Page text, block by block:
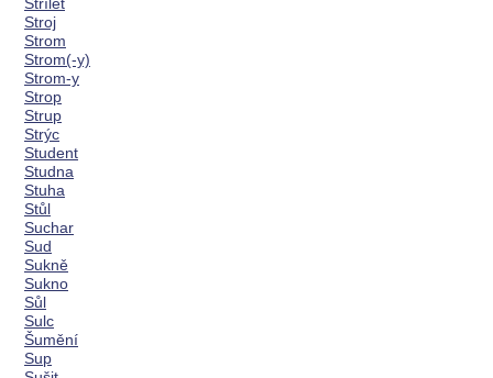
Stroj
Strom
Strom(-y)
Strom-y
Strop
Strup
Strýc
Student
Studna
Stuha
Stůl
Suchar
Sud
Sukně
Sukno
Sůl
Sulc
Šumění
Sup